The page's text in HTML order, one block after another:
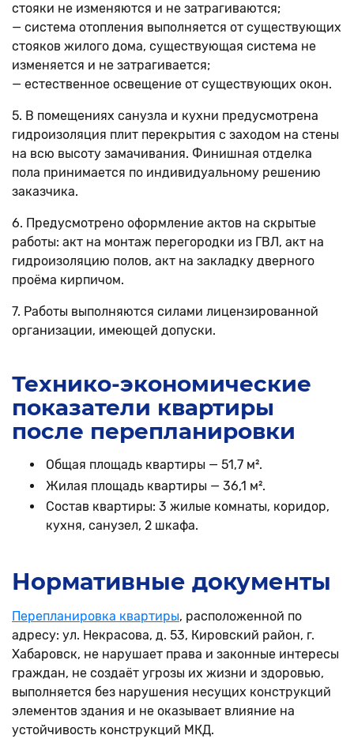
стояки не изменяются и не затрагиваются;
— система отопления выполняется от существующих
стояков жилого дома, существующая система не
изменяется и не затрагивается;
— естественное освещение от существующих окон.
5. В помещениях санузла и кухни предусмотрена
гидроизоляция плит перекрытия с заходом на стены
на всю высоту замачивания. Финишная отделка
пола принимается по индивидуальному решению
заказчика.
6. Предусмотрено оформление актов на скрытые
работы: акт на монтаж перегородки из ГВЛ, акт на
гидроизоляцию полов, акт на закладку дверного
проёма кирпичом.
7. Работы выполняются силами лицензированной
организации, имеющей допуски.
Технико-экономические
показатели квартиры
после перепланировки
Общая площадь квартиры — 51,7 м².
Жилая площадь квартиры — 36,1 м².
Состав квартиры: 3 жилые комнаты, коридор,
кухня, санузел, 2 шкафа.
Нормативные документы
Перепланировка квартиры, расположенной по
адресу: ул. Некрасова, д. 53, Кировский район, г.
Хабаровск, не нарушает права и законные интересы
граждан, не создаёт угрозы их жизни и здоровью,
выполняется без нарушения несущих конструкций
элементов здания и не оказывает влияние на
устойчивость конструкций МКД.